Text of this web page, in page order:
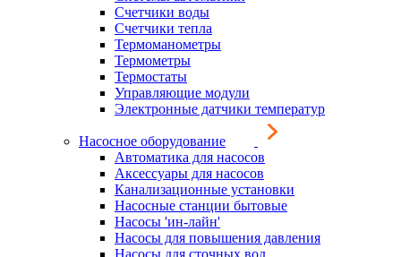
Счетчики воды
Счетчики тепла
Термоманометры
Термометры
Термостаты
Управляющие модули
Электронные датчики температур
Насосное оборудование
Автоматика для насосов
Аксессуары для насосов
Канализационные установки
Насосные станции бытовые
Насосы 'ин-лайн'
Насосы для повышения давления
Насосы для сточных вод